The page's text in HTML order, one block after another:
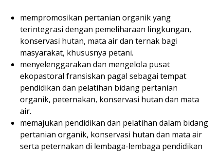
mempromosikan pertanian organik yang
terintegrasi dengan pemeliharaan lingkungan,
konservasi hutan, mata air dan ternak bagi
masyarakat, khususnya petani.
menyelenggarakan dan mengelola pusat
ekopastoral fransiskan pagal sebagai tempat
pendidikan dan pelatihan bidang pertanian
organik, peternakan, konservasi hutan dan mata
air.
memajukan pendidikan dan pelatihan dalam bidang
pertanian organik, konservasi hutan dan mata air
serta peternakan di lembaga-lembaga pendidikan